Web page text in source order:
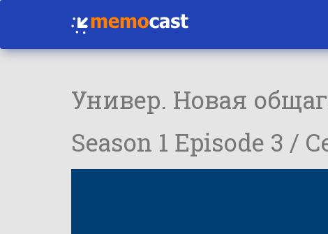
Универ. Новая
Season 1 Episode 3 /